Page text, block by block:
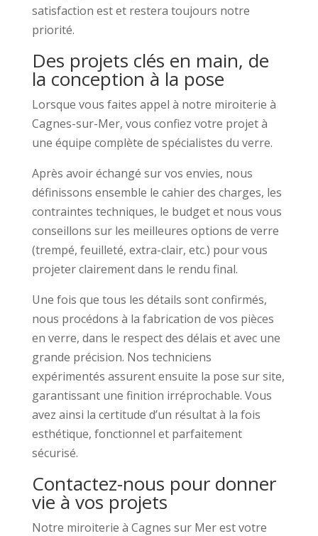
satisfaction est et restera toujours notre
priorité.
Des projets clés en main, de
la conception à la pose
Lorsque vous faites appel à notre miroiterie à
Cagnes-sur-Mer, vous confiez votre projet à
une équipe complète de spécialistes du verre.
Après avoir échangé sur vos envies, nous
définissons ensemble le cahier des charges, les
contraintes techniques, le budget et nous vous
conseillons sur les meilleures options de verre
(trempé, feuilleté, extra-clair, etc.) pour vous
projeter clairement dans le rendu final.
Une fois que tous les détails sont confirmés,
nous procédons à la fabrication de vos pièces
en verre, dans le respect des délais et avec une
grande précision. Nos techniciens
expérimentés assurent ensuite la pose sur site,
garantissant une finition irréprochable. Vous
avez ainsi la certitude d’un résultat à la fois
esthétique, fonctionnel et parfaitement
sécurisé.
Contactez-nous pour donner
vie à vos projets
Notre miroiterie à Cagnes sur Mer est votre